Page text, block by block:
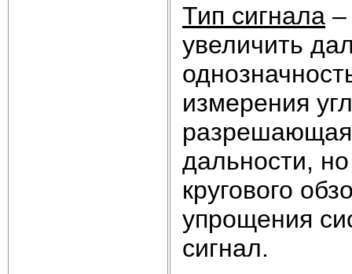
Тип сигнала –
увеличить
измерения
разрешающая
дальности,
кругового
упрощения
сигнал.